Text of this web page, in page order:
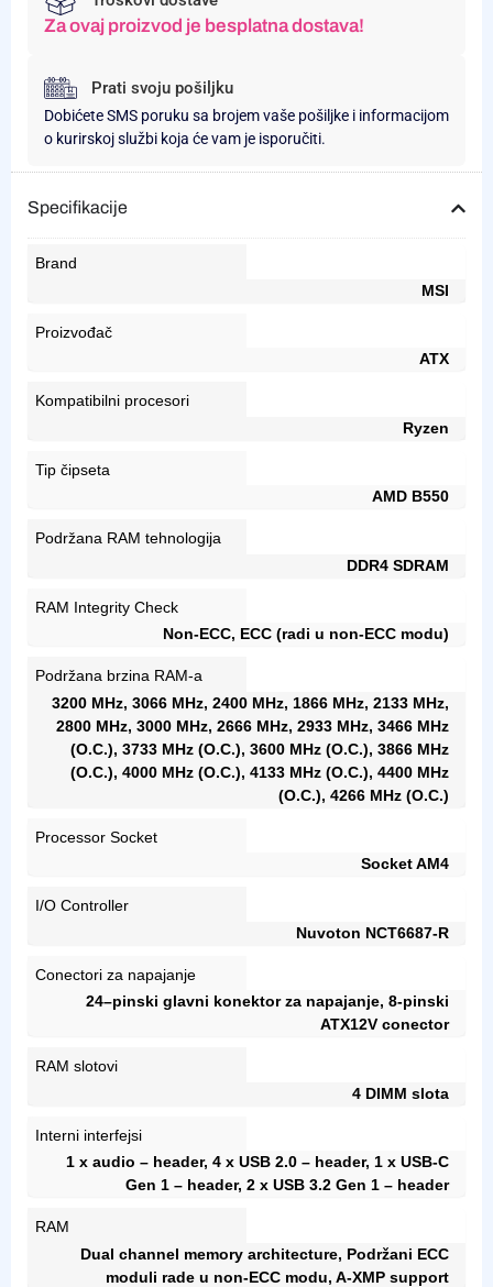
Za ovaj proizvod je besplatna dostava!
Prati svoju pošiljku
Dobićete SMS poruku sa brojem vaše pošiljke i informacijom
o kurirskoj službi koja će vam je isporučiti.
Specifikacije
Brand
MSI
Proizvođač
ATX
Kompatibilni procesori
Ryzen
Tip čipseta
AMD B550
Podržana RAM tehnologija
DDR4 SDRAM
RAM Integrity Check
Non-ECC, ECC (radi u non-ECC modu)
Podržana brzina RAM-a
3200 MHz, 3066 MHz, 2400 MHz, 1866 MHz, 2133 MHz,
2800 MHz, 3000 MHz, 2666 MHz, 2933 MHz, 3466 MHz
(O.C.), 3733 MHz (O.C.), 3600 MHz (O.C.), 3866 MHz
(O.C.), 4000 MHz (O.C.), 4133 MHz (O.C.), 4400 MHz
(O.C.), 4266 MHz (O.C.)
Processor Socket
Socket AM4
I/O Controller
Nuvoton NCT6687-R
Conectori za napajanje
24–pinski glavni konektor za napajanje, 8-pinski
ATX12V conector
RAM slotovi
4 DIMM slota
Interni interfejsi
1 x audio – header, 4 x USB 2.0 – header, 1 x USB-C
Gen 1 – header, 2 x USB 3.2 Gen 1 – header
RAM
Dual channel memory architecture, Podržani ECC
moduli rade u non-ECC modu, A-XMP support